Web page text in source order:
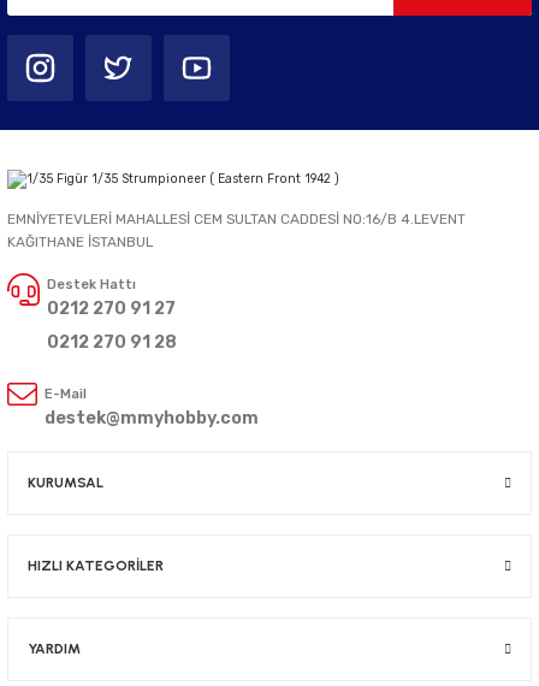
EMNİYETEVLERİ MAHALLESİ CEM SULTAN CADDESİ NO:16/B 4.LEVENT
KAĞITHANE İSTANBUL
Destek Hattı
0212 270 91 27
0212 270 91 28
E-Mail
destek@mmyhobby.com
KURUMSAL
HIZLI KATEGORİLER
YARDIM